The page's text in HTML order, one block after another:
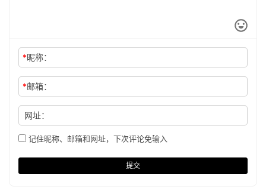
*昵称：
*邮箱：
网址：
记住昵称、邮箱和网址，下次评论免输入
提交